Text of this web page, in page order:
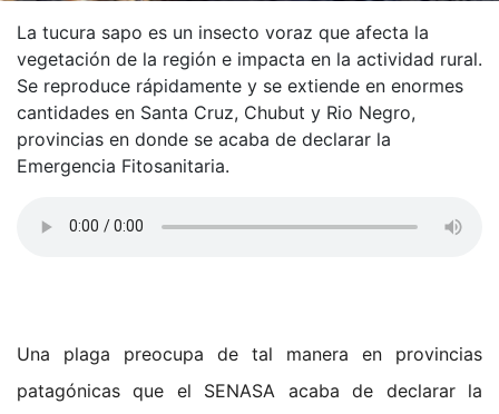
La tucura sapo es un insecto voraz que afecta la
vegetación de la región e impacta en la actividad rural.
Se reproduce rápidamente y se extiende en enormes
cantidades en Santa Cruz, Chubut y Rio Negro,
provincias en donde se acaba de declarar la
Emergencia Fitosanitaria.
Una plaga preocupa de tal manera en provincias
patagónicas que el SENASA acaba de declarar la